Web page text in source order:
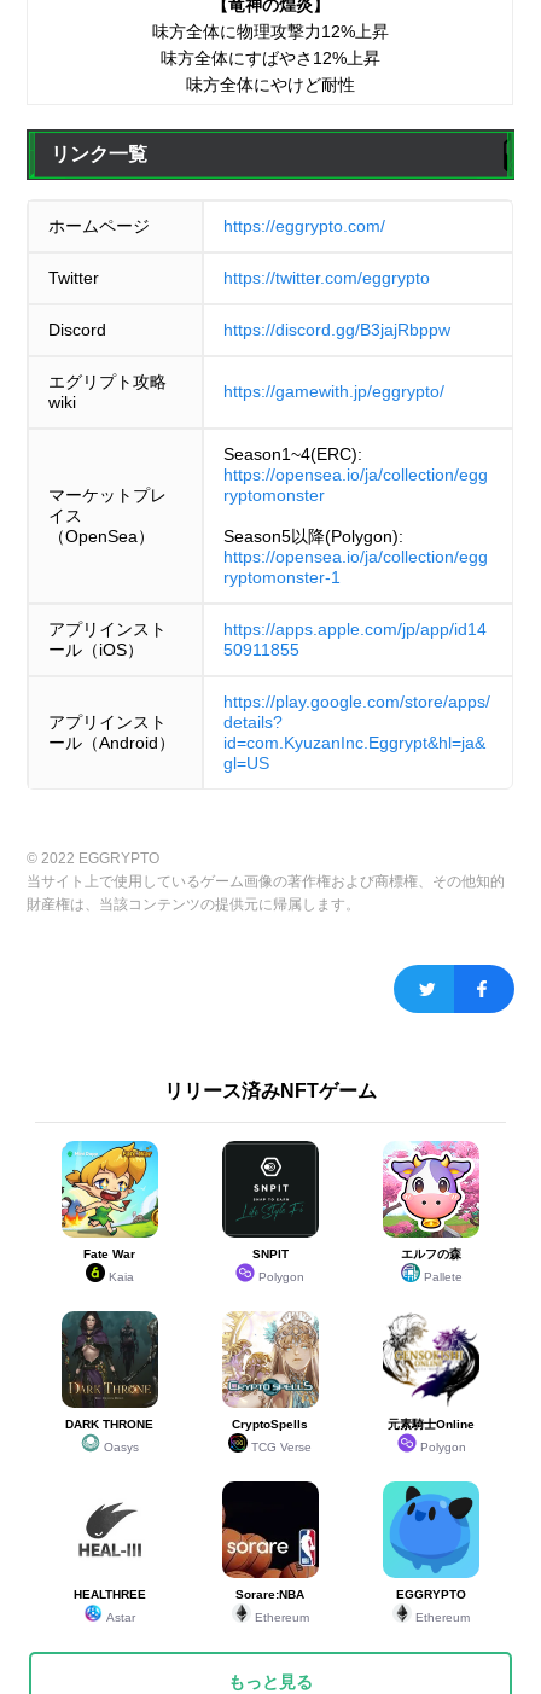
【竜神の煌炎】
味方全体に物理攻撃力12%上昇
味方全体にすばやさ12%上昇
味方全体にやけど耐性
リンク一覧
ホームページ https://eggrypto.com/
Twitter https://twitter.com/eggrypto
Discord https://discord.gg/B3jajRbppw
エグリプト攻略
wiki
https://gamewith.jp/eggrypto/
マーケットプレ
イス
（OpenSea）
Season1~4(ERC):
https://opensea.io/ja/collection/egg
ryptomonster
Season5以降(Polygon):
https://opensea.io/ja/collection/egg
ryptomonster-1
アプリインスト
ール（iOS）
https://apps.apple.com/jp/app/id14
50911855
アプリインスト
ール（Android）
https://play.google.com/store/apps/
details?
id=com.KyuzanInc.Eggrypt&hl=ja&
gl=US
© 2022 EGGRYPTO
当サイト上で使用しているゲーム画像の著作権および商標権、その他知的
財産権は、当該コンテンツの提供元に帰属します。
リリース済みNFTゲーム
Fate War
Kaia
SNPIT
Polygon
エルフの森
Pallete
DARK THRONE
Oasys
CryptoSpells
TCG Verse
元素騎士Online
Polygon
HEALTHREE
Astar
Sorare:NBA
Ethereum
EGGRYPTO
Ethereum
もっと見る